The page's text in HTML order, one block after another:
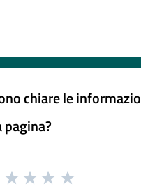
chiare le
pagina?